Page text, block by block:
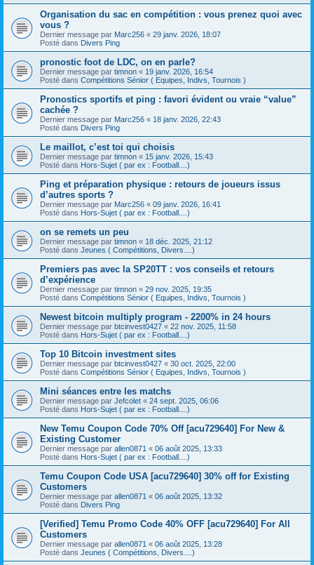
Organisation du sac en compétition : vous prenez quoi avec
vous ?
Dernier message par Marc256 « 29 janv. 2026, 18:07
Posté dans Divers Ping
pronostic foot de LDC, on en parle?
Dernier message par timnon « 19 janv. 2026, 16:54
Posté dans Compétitions Sénior ( Equipes, Indivs, Tournois )
Pronostics sportifs et ping : favori évident ou vraie “value”
cachée ?
Dernier message par Marc256 « 18 janv. 2026, 22:43
Posté dans Divers Ping
Le maillot, c’est toi qui choisis
Dernier message par timnon « 15 janv. 2026, 15:43
Posté dans Hors-Sujet ( par ex : Football....)
Ping et préparation physique : retours de joueurs issus
d’autres sports ?
Dernier message par Marc256 « 09 janv. 2026, 16:41
Posté dans Hors-Sujet ( par ex : Football....)
on se remets un peu
Dernier message par timnon « 18 déc. 2025, 21:12
Posté dans Jeunes ( Compétitions, Divers....)
Premiers pas avec la SP20TT : vos conseils et retours
d’expérience
Dernier message par timnon « 29 nov. 2025, 19:35
Posté dans Compétitions Sénior ( Equipes, Indivs, Tournois )
Newest bitcoin multiply program - 2200% in 24 hours
Dernier message par btcinvest0427 « 22 nov. 2025, 11:58
Posté dans Hors-Sujet ( par ex : Football....)
Top 10 Bitcoin investment sites
Dernier message par btcinvest0427 « 30 oct. 2025, 22:00
Posté dans Compétitions Sénior ( Equipes, Indivs, Tournois )
Mini séances entre les matchs
Dernier message par Jefcolet « 24 sept. 2025, 06:06
Posté dans Hors-Sujet ( par ex : Football....)
New Temu Coupon Code 70% Off [acu729640] For New &
Existing Customer
Dernier message par allen0871 « 06 août 2025, 13:33
Posté dans Hors-Sujet ( par ex : Football....)
Temu Coupon Code USA [acu729640] 30% off for Existing
Customers
Dernier message par allen0871 « 06 août 2025, 13:32
Posté dans Divers Ping
[Verified] Temu Promo Code 40% OFF [acu729640] For All
Customers
Dernier message par allen0871 « 06 août 2025, 13:28
Posté dans Jeunes ( Compétitions, Divers....)